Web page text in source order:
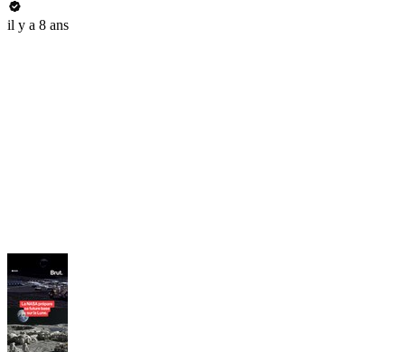
il y a 8 ans